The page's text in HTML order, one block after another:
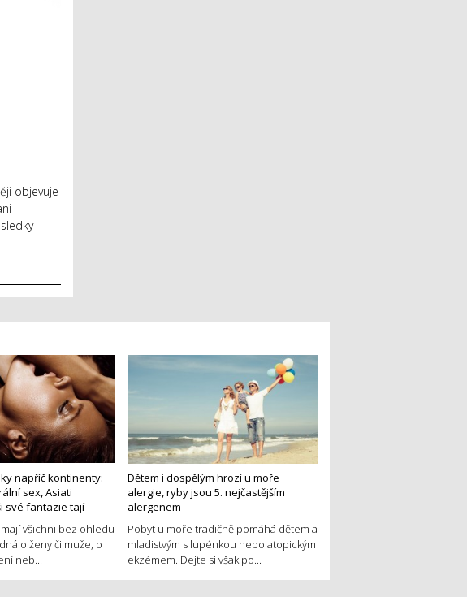
objevuje
napříč kontinenty:
sex, Asiati
své fantazie tají
všichni bez ohledu
o ženy či muže, o
neb...
Dětem i dospělým hrozí u moře
alergie, ryby jsou 5. nejčastějším
alergenem
Pobyt u moře tradičně pomáhá dětem a
mladistvým s lupénkou nebo atopickým
ekzémem. Dejte si však po...